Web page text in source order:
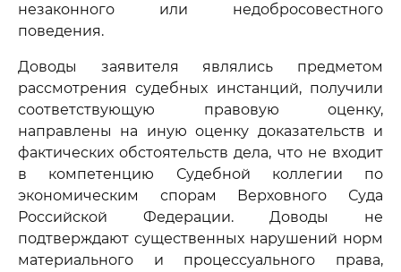
незаконного или недобросовестного
поведения.
Доводы заявителя являлись предметом
рассмотрения судебных инстанций, получили
соответствующую правовую оценку,
направлены на иную оценку доказательств и
фактических обстоятельств дела, что не входит
в компетенцию Судебной коллегии по
экономическим спорам Верховного Суда
Российской Федерации. Доводы не
подтверждают существенных нарушений норм
материального и процессуального права,